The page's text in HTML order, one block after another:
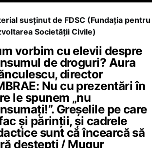
susținut de FDSC (Fundația pentru
Societății Civile)
vorbim cu elevii despre
de droguri? Aura
director
Nu cu prezentări în
le spunem „nu
Greșelile pe care
și părinții, și cadrele
sunt că încearcă să
deștepți / Mugur